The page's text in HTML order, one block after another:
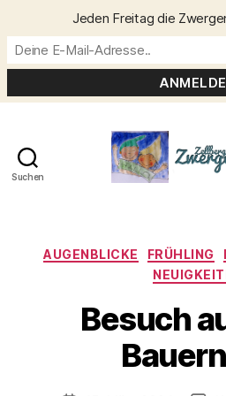
Suchen
AUGENBLICKE FRÜHLING
Besuch
Jeden Freitag die